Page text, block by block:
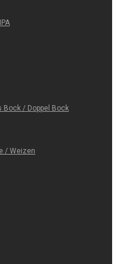
Bock / Doppel Bock
/ Weizen